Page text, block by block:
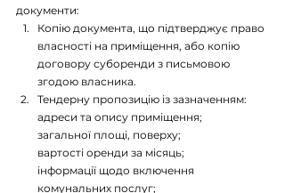
документи:
Копію документа, що підтверджує право
власності на приміщення, або копію
договору суборенди з письмовою
згодою власника.
Тендерну пропозицію із зазначенням:
адреси та опису приміщення;
загальної площі, поверху;
вартості оренди за місяць;
інформації щодо включення
комунальних послуг;